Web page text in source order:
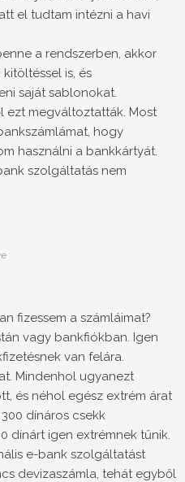
el tudtam intézni a havi
a rendszerben, akkor
is, és
saját sablonokat.
ezt megváltoztatták. Most
hogy
használni a bankkártyát.
szolgáltatás nem
fizessem a számláimat?
vagy bankfiókban. Igen
van felára.
Mindenhol ugyanezt
és néhol egész extrém árat
dínáros csekk
dínárt igen extrémnek tűnik.
e-bank szolgáltatást
devizaszámla, tehát egyből